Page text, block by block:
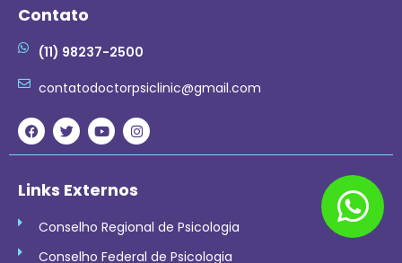
Contato
(11) 98237-2500
contatodoctorpsiclinic@gmail.com
Links Externos
Conselho Regional de Psicologia
Conselho Federal de Psicologia